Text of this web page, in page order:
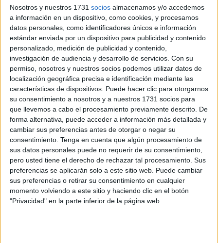
Nosotros y nuestros 1731 socios almacenamos y/o accedemos
a información en un dispositivo, como cookies, y procesamos
datos personales, como identificadores únicos e información
estándar enviada por un dispositivo para publicidad y contenido
personalizado, medición de publicidad y contenido,
investigación de audiencia y desarrollo de servicios. Con su
permiso, nosotros y nuestros socios podemos utilizar datos de
localización geográfica precisa e identificación mediante las
características de dispositivos. Puede hacer clic para otorgarnos
su consentimiento a nosotros y a nuestros 1731 socios para
que llevemos a cabo el procesamiento previamente descrito. De
forma alternativa, puede acceder a información más detallada y
cambiar sus preferencias antes de otorgar o negar su
consentimiento. Tenga en cuenta que algún procesamiento de
sus datos personales puede no requerir de su consentimiento,
pero usted tiene el derecho de rechazar tal procesamiento. Sus
preferencias se aplicarán solo a este sitio web. Puede cambiar
sus preferencias o retirar su consentimiento en cualquier
momento volviendo a este sitio y haciendo clic en el botón
"Privacidad" en la parte inferior de la página web.
RelatedPosts
Orgullo de un pueblo que nunca pierde
su humanidad
HACE 3 MINUTOS
Aplazado el amistoso entre el Ittihad de
Tánger y el FC Barcelona
HACE 26 MINUTOS
El PP denuncia en el Parlamento Europeo
la "inacción" de Sánchez ante la crisis de
Ceuta
HACE 40 MINUTOS
Preocupación por las fotos de menores
con soldados trasladados a la frontera